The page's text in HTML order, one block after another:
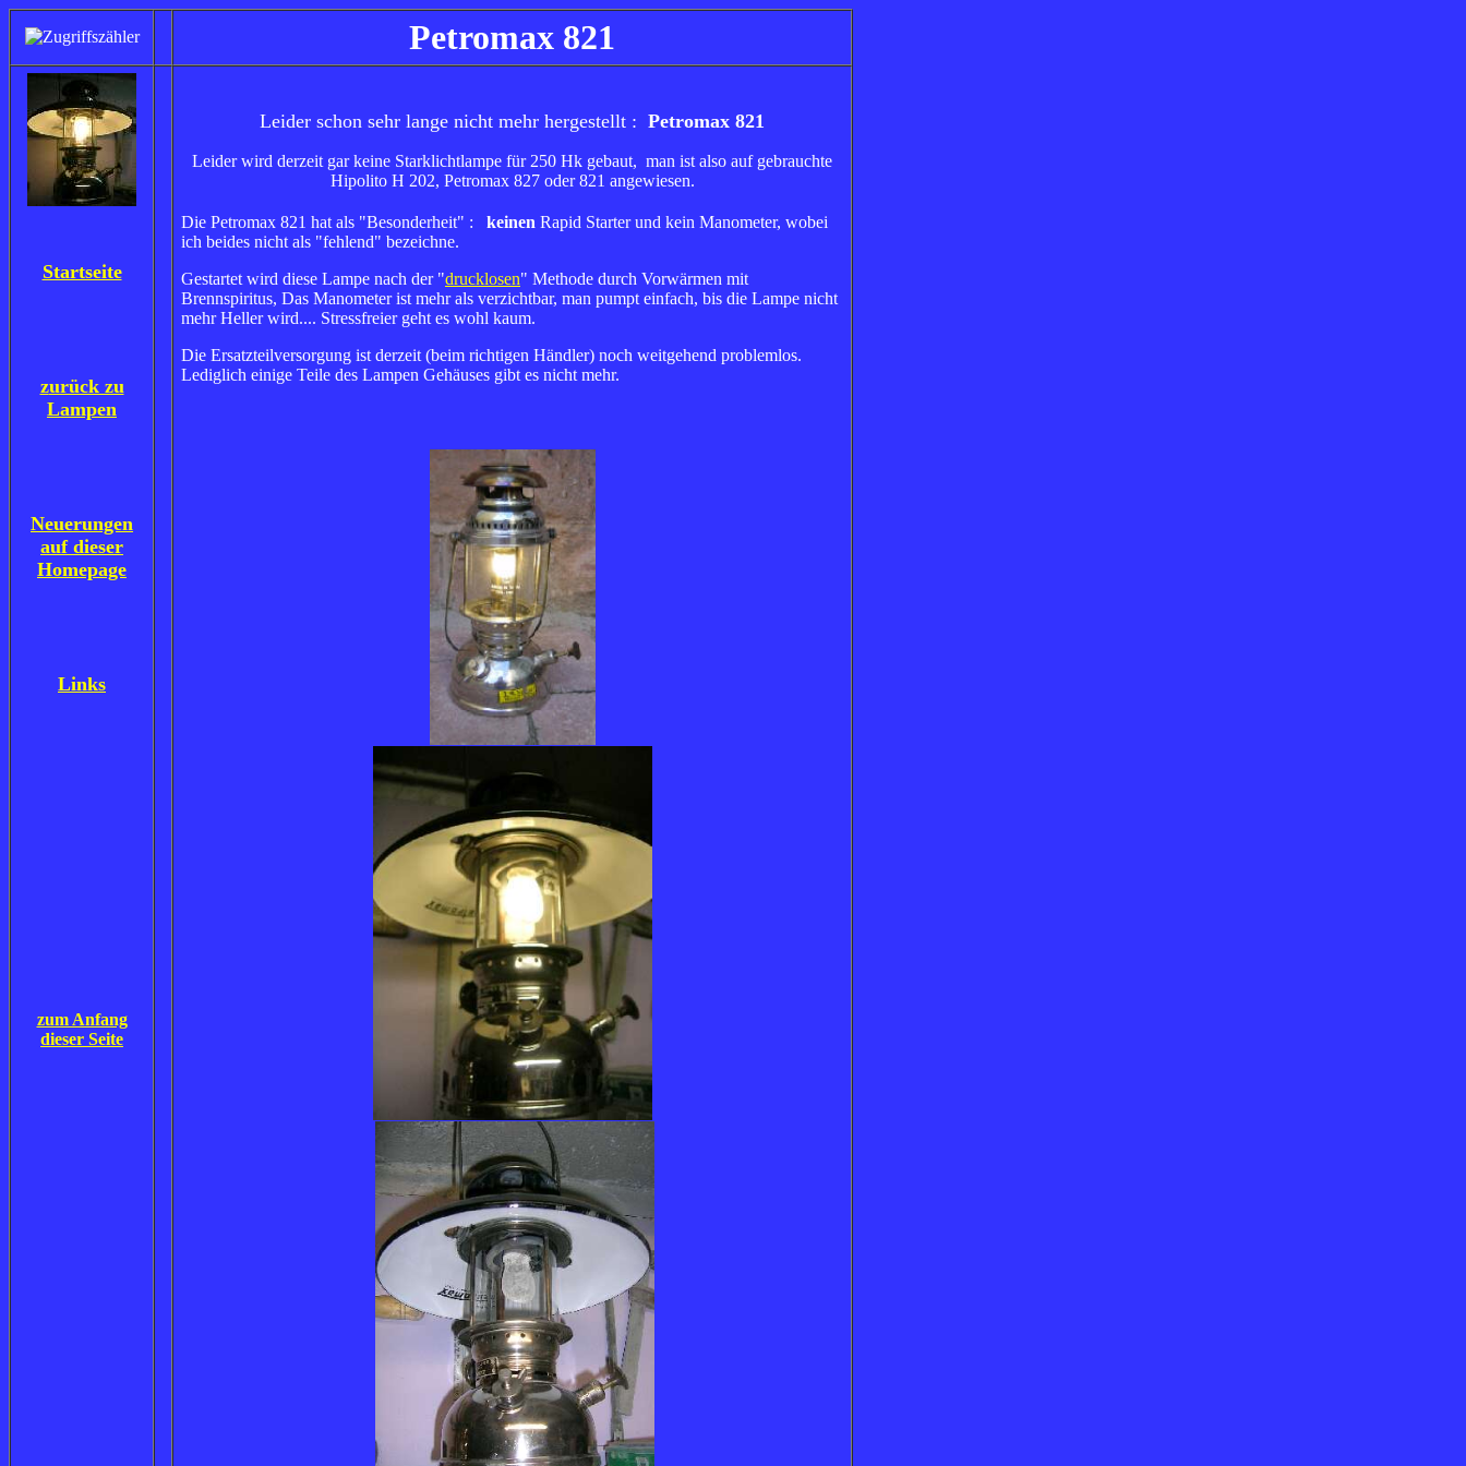
Petromax 821
Startseite
zurück zu
Lampen
Neuerungen
auf dieser
Homepage
Links
zum Anfang
dieser Seite
Leider schon sehr lange nicht mehr hergestellt : Petromax 821
Leider wird derzeit gar keine Starklichtlampe für 250 Hk gebaut, man ist also auf gebrauchte
Hipolito H 202, Petromax 827 oder 821 angewiesen.
Die Petromax 821 hat als "Besonderheit" : keinen Rapid Starter und kein Manometer, wobei
ich beides nicht als "fehlend" bezeichne.
Gestartet wird diese Lampe nach der "drucklosen" Methode durch Vorwärmen mit
Brennspiritus, Das Manometer ist mehr als verzichtbar, man pumpt einfach, bis die Lampe nicht
mehr Heller wird.... Stressfreier geht es wohl kaum.
Die Ersatzteilversorgung ist derzeit (beim richtigen Händler) noch weitgehend problemlos.
Lediglich einige Teile des Lampen Gehäuses gibt es nicht mehr.